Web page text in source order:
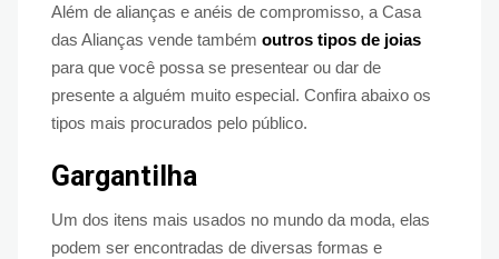
Além de alianças e anéis de compromisso, a Casa
das Alianças vende também outros tipos de joias
para que você possa se presentear ou dar de
presente a alguém muito especial. Confira abaixo os
tipos mais procurados pelo público.
Gargantilha
Um dos itens mais usados no mundo da moda, elas
podem ser encontradas de diversas formas e